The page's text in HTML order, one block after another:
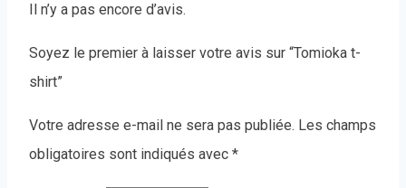
Il n’y a pas encore d’avis.
Soyez le premier à laisser votre avis sur “Tomioka t-
shirt”
Votre adresse e-mail ne sera pas publiée. Les champs
obligatoires sont indiqués avec *